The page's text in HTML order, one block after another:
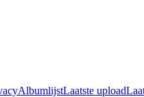
AlbumlijstLaatste upload